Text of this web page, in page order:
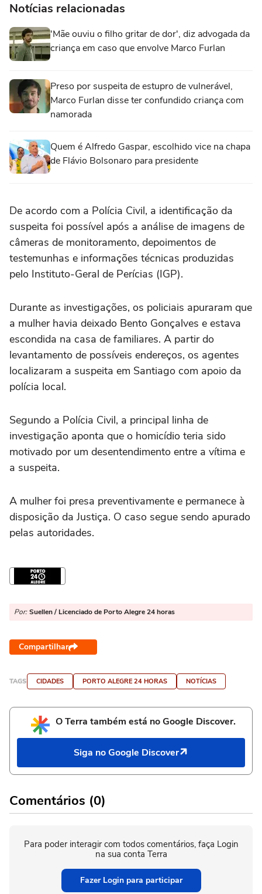
Notícias relacionadas
'Mãe ouviu o filho gritar de dor', diz advogada da
criança em caso que envolve Marco Furlan
Preso por suspeita de estupro de vulnerável,
Marco Furlan disse ter confundido criança com
namorada
Quem é Alfredo Gaspar, escolhido vice na chapa
de Flávio Bolsonaro para presidente
De acordo com a Polícia Civil, a identificação da
suspeita foi possível após a análise de imagens de
câmeras de monitoramento, depoimentos de
testemunhas e informações técnicas produzidas
pelo Instituto-Geral de Perícias (IGP).
Durante as investigações, os policiais apuraram que
a mulher havia deixado Bento Gonçalves e estava
escondida na casa de familiares. A partir do
levantamento de possíveis endereços, os agentes
localizaram a suspeita em Santiago com apoio da
polícia local.
Segundo a Polícia Civil, a principal linha de
investigação aponta que o homicídio teria sido
motivado por um desentendimento entre a vítima e
a suspeita.
A mulher foi presa preventivamente e permanece à
disposição da Justiça. O caso segue sendo apurado
pelas autoridades.
Por: Suellen / Licenciado de Porto Alegre 24 horas
Compartilhar
TAGS CIDADES PORTO ALEGRE 24 HORAS NOTÍCIAS
O Terra também está no Google Discover.
Siga no Google Discover
Comentários (0)
Para poder interagir com todos comentários, faça Login
na sua conta Terra
Fazer Login para participar